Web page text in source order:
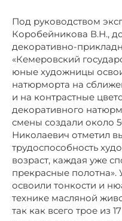
Под руководством
Коробейникова В.Н.,
декоративно-
«Кемеровский
юные художницы
натюрморта на
и на контрастные
декоративного
смены создали около
Николаевич отметил
трудоспособность
возраст, каждая уже
прекрасные полотна».
освоили тонкости и
технике масляной
так как всего трое из